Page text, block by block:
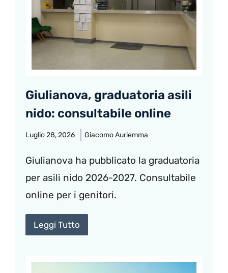
Giulianova, graduatoria asili
nido: consultabile online
Luglio 28, 2026 Giacomo Auriemma
Giulianova ha pubblicato la graduatoria
per asili nido 2026-2027. Consultabile
online per i genitori.
Leggi Tutto